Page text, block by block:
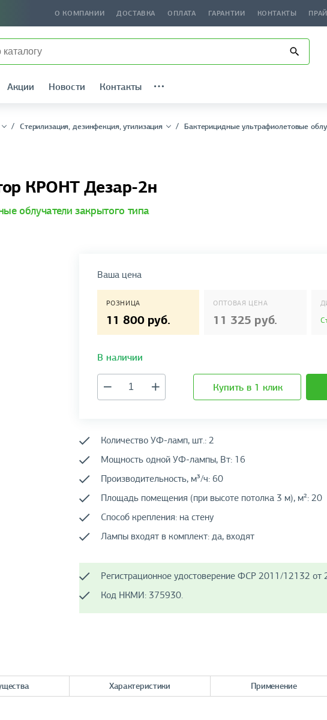
О КОМПАНИИ ДОСТАВКА ОПЛАТА ГАРАНТИИ КОНТАКТЫ
Акции Новости Контакты
Стерилизация, дезинфекция, утилизация
Бактерицидные ультрафиолетовые
КРОНТ Дезар-2н
облучатели закрытого типа
Ваша цена
РОЗНИЦА
11 800 руб.
ОПТОВАЯ ЦЕНА
11 325 руб.
В наличии
Купить в 1 клик
Количество УФ-ламп, шт.: 2
Мощность одной УФ-лампы, Вт: 16
Производительность, м³/ч: 60
Площадь помещения (при высоте потолка 3 м), м²: 20
Способ крепления: на стену
Лампы входят в комплект: да, входят
Регистрационное удостоверение ФСР 2011/12132 от
Код НКМИ: 375930.
Характеристики Применение